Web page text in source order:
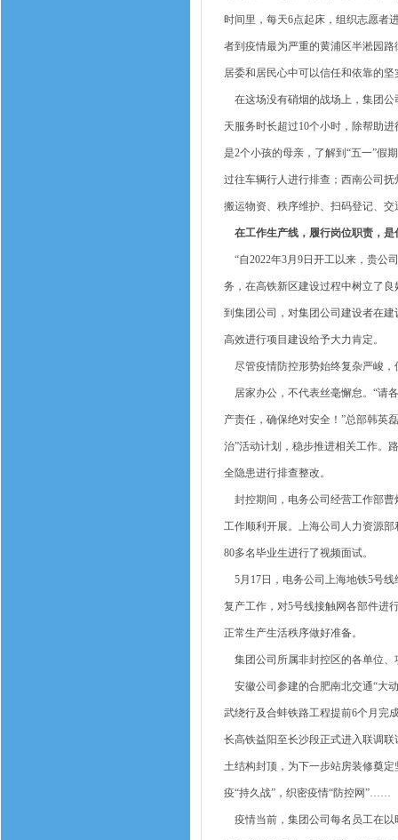
时间里，每天6点起床，组织志愿者
者到疫情最为严重的黄浦区半淞园
居委和居民心中可以信任和依靠的坚
在这场没有硝烟的战场上，集团公
天服务时长超过10个小时，除帮助
是2个小孩的母亲，了解到“五一”假
过往车辆行人进行排查；西南公司
搬运物资、秩序维护、扫码登记、
在工作生产线，履行岗位职责，是
“自2022年3月9日开工以来，贵公
务，在高铁新区建设过程中树立了
到集团公司，对集团公司建设者在
高效进行项目建设给予大力肯定。
尽管疫情防控形势始终复杂严峻，
居家办公，不代表丝毫懈怠。“请
产责任，确保绝对安全！”总部韩英
治”活动计划，稳步推进相关工作。
全隐患进行排查整改。
封控期间，电务公司经营工作部曹
工作顺利开展。上海公司人力资源
80多名毕业生进行了视频面试。
5月17日，电务公司上海地铁5号线
复产工作，对5号线接触网各部件进
正常生产生活秩序做好准备。
集团公司所属非封控区的各单位、
安徽公司参建的合肥南北交通“大
武绕行及合蚌铁路工程提前6个月完
长高铁益阳至长沙段正式进入联调
土结构封顶，为下一步站房装修奠
疫“持久战”，织密疫情“防控网”……
疫情当前，集团公司每名员工在以